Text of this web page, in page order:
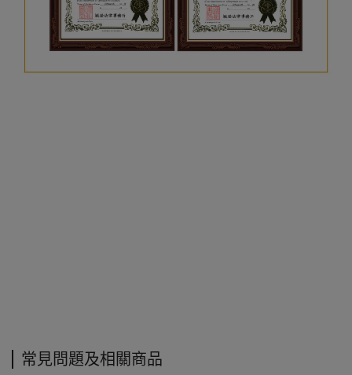
常見問題及相關商品